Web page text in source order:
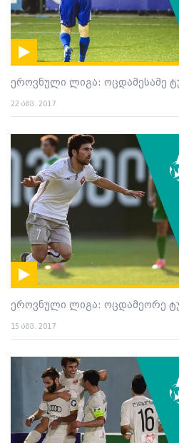
ეროვნული ლიგა: ოცდამესამე
22 აგვ. 2017
ეროვნული ლიგა: ოცდამეორე
15 აგვ. 2017